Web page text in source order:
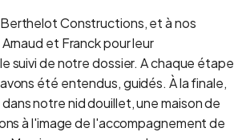
Constructions, et à nos
et Franck pour leur
suivi de notre dossier. A chaque étape
été entendus, guidés. À la finale,
notre nid douillet, une maison de
à l'image de l'accompagnement de